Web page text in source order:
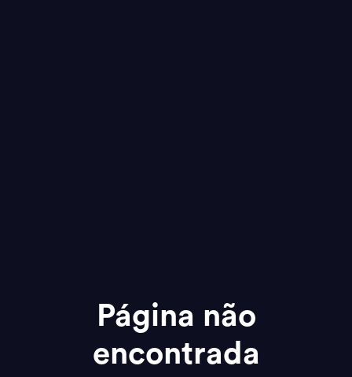
Página não
encontrada